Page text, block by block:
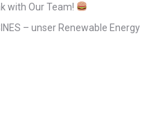
with Our Team!
– unser Renewable Energy